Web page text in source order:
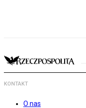
KONTAKT
O nas